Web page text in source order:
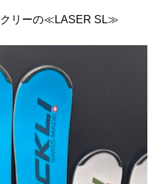
クリーの≪LASER SL≫